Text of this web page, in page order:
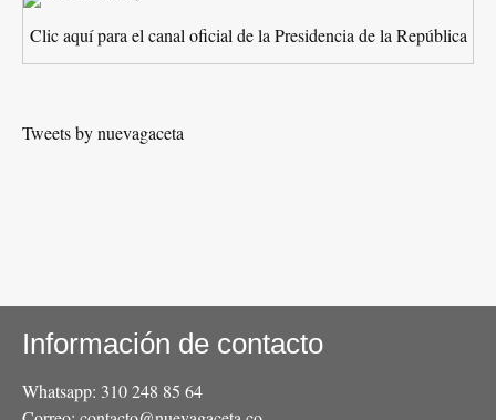
Clic aquí para el canal oficial de la Presidencia de la República
Tweets by nuevagaceta
Información de contacto
Whatsapp: 310 248 85 64